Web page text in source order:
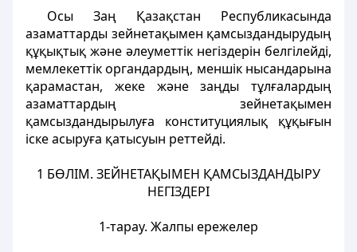
Осы Заң Қазақстан Республикасында
азаматтарды зейнетақымен қамсыздандырудың
құқықтық және әлеуметтiк негiздерiн белгiлейдi,
мемлекеттік органдардың, меншiк нысандарына
қарамастан, жеке және заңды тұлғалардың
азаматтардың зейнетақымен
қамсыздандырылуға конституциялық құқығын
iске асыруға қатысуын реттейдi.
1 БӨЛІМ. ЗЕЙНЕТАҚЫМЕН ҚАМСЫЗДАНДЫРУ
НЕГIЗДЕРI
1-тарау. Жалпы ережелер